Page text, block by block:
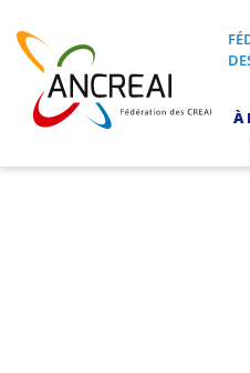
content
ANCREAI
À